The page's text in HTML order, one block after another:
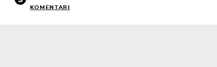
KOMENTARI